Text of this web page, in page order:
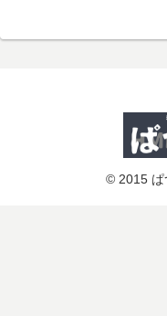
© 2015 ぱ